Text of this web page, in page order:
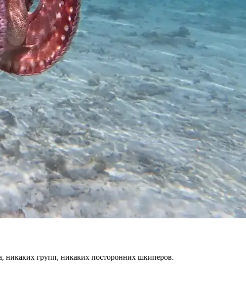
никаких групп, никаких посторонних шкиперов.